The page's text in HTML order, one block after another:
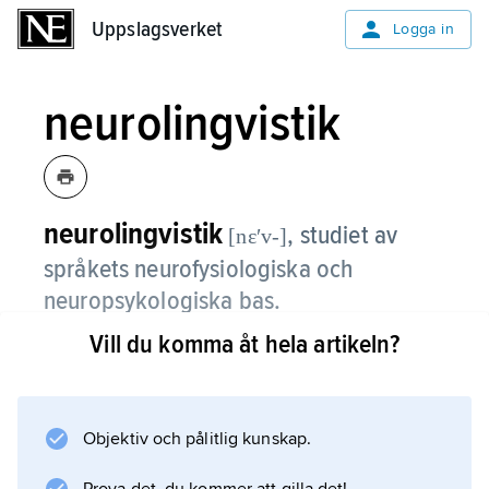
Uppslagsverket Logga in
neurolingvistik
neurolingvistik [nɛʹv-], studiet av
språkets neu­rofysiologiska och
neuropsykologiska bas.
Neurolingvistiken har framför allt kommit att
viktigaste informationskällan har ända sedan
Vill du komma åt hela artikeln?
Objektiv och pålitlig kunskap.